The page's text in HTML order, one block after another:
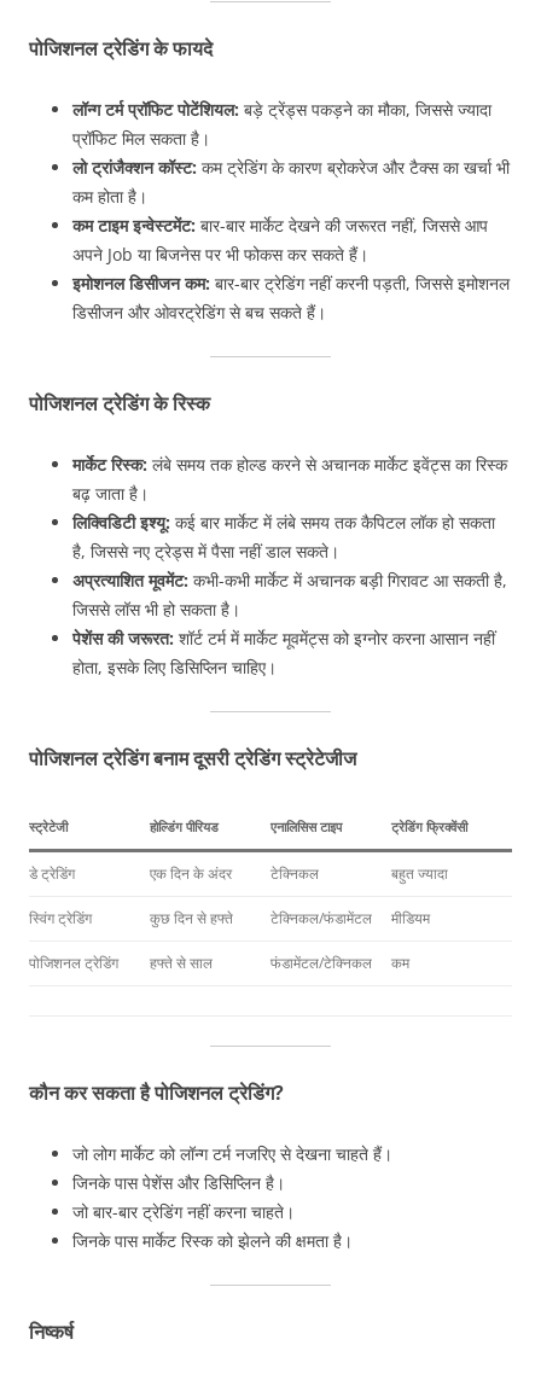
पोजिशनल ट्रेडिंग के फायदे
लॉन्ग टर्म प्रॉफिट पोटेंशियल: बड़े ट्रेंड्स पकड़ने का मौका, जिससे ज्यादा
प्रॉफिट मिल सकता है।
लो ट्रांजैक्शन कॉस्ट: कम ट्रेडिंग के कारण ब्रोकरेज और टैक्स का खर्चा भी
कम होता है।
कम टाइम इन्वेस्टमेंट: बार-बार मार्केट देखने की जरूरत नहीं, जिससे आप
अपने Job या बिजनेस पर भी फोकस कर सकते हैं।
इमोशनल डिसीजन कम: बार-बार ट्रेडिंग नहीं करनी पड़ती, जिससे इमोशनल
डिसीजन और ओवरट्रेडिंग से बच सकते हैं।
पोजिशनल ट्रेडिंग के रिस्क
मार्केट रिस्क: लंबे समय तक होल्ड करने से अचानक मार्केट इवेंट्स का रिस्क
बढ़ जाता है।
लिक्विडिटी इश्यू: कई बार मार्केट में लंबे समय तक कैपिटल लॉक हो सकता
है, जिससे नए ट्रेड्स में पैसा नहीं डाल सकते।
अप्रत्याशित मूवमेंट: कभी-कभी मार्केट में अचानक बड़ी गिरावट आ सकती है,
जिससे लॉस भी हो सकता है।
पेशेंस की जरूरत: शॉर्ट टर्म में मार्केट मूवमेंट्स को इग्नोर करना आसान नहीं
होता, इसके लिए डिसिप्लिन चाहिए।
पोजिशनल ट्रेडिंग बनाम दूसरी ट्रेडिंग स्ट्रेटेजीज
स्ट्रेटेजी होल्डिंग पीरियड एनालिसिस टाइप ट्रेडिंग फ्रिक्वेंसी
डे ट्रेडिंग एक दिन के अंदर टेक्निकल बहुत ज्यादा
स्विंग ट्रेडिंग कुछ दिन से हफ्ते टेक्निकल/फंडामेंटल मीडियम
पोजिशनल ट्रेडिंग हफ्ते से साल फंडामेंटल/टेक्निकल कम
कौन कर सकता है पोजिशनल ट्रेडिंग?
जो लोग मार्केट को लॉन्ग टर्म नजरिए से देखना चाहते हैं।
जिनके पास पेशेंस और डिसिप्लिन है।
जो बार-बार ट्रेडिंग नहीं करना चाहते।
जिनके पास मार्केट रिस्क को झेलने की क्षमता है।
निष्कर्ष